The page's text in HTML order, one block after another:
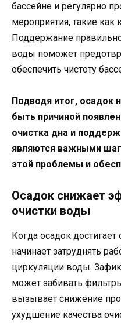
бассейне и регулярно
мероприятия, такие как
Поддержание
воды поможет
обеспечить чистоту
Подводя итог, осадок
быть причиной
очистка дна и
являются важными
этой проблемы и
Осадок снижает
очистки воды
Когда осадок
начинает затруднять
циркуляции воды.
может забивать
вызывает снижение
ухудшение качества